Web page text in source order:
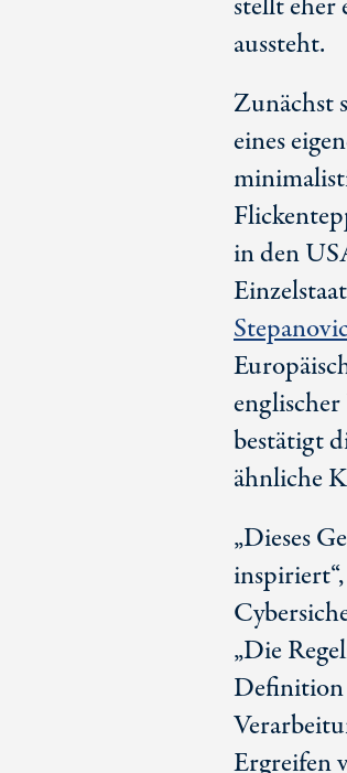
aussteht.
Zunächst
eines
in den
bestätigt
ähnliche
„Dieses
„Die
Definition
Ergreifen